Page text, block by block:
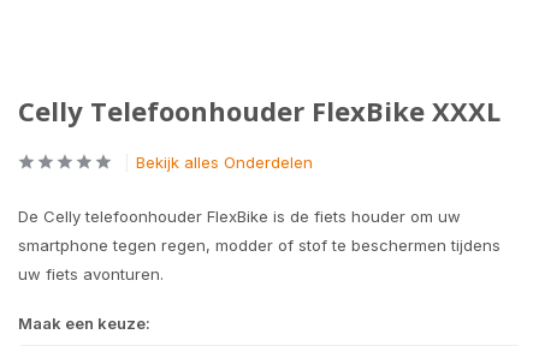
Celly Telefoonhouder FlexBike XXXL
Bekijk alles Onderdelen
De Celly telefoonhouder FlexBike is de fiets houder om uw
smartphone tegen regen, modder of stof te beschermen tijdens
uw fiets avonturen.
Maak een keuze: